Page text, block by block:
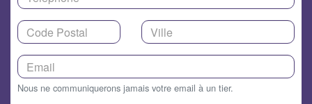
Nous ne communiquerons jamais votre email à un tier.